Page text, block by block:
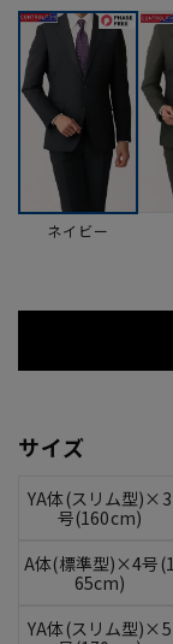
ネイビー
サイズ
YA体(スリム型)×3
号(160cm)
A体(標準型)×4号(1
65cm)
YA体(スリム型)×5